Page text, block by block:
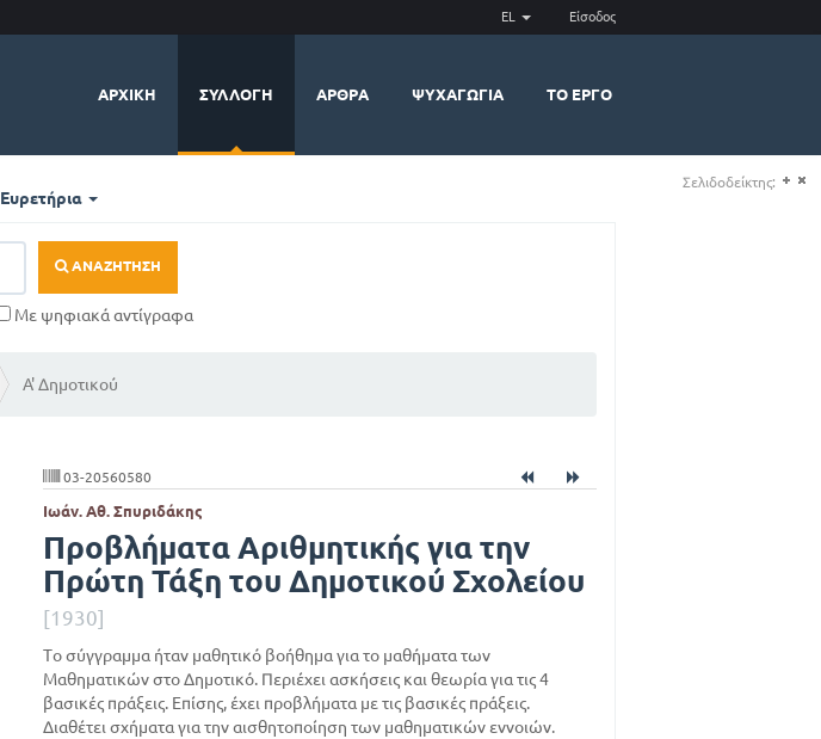
EL Είσοδος
ΑΡΧΙΚΉ ΣΥΛΛΟΓΉ ΆΡΘΡΑ ΨΥΧΑΓΩΓΊΑ ΤΟ ΈΡΓΟ
Ευρετήρια
ΑΝΑΖΉΤΗΣΗ
Με ψηφιακά αντίγραφα
Α' Δημοτικού
03-20560580
Ιωάν. Αθ. Σπυριδάκης
Προβλήματα Αριθμητικής για την
Πρώτη Τάξη του Δημοτικού Σχολείου
[1930]
Το σύγγραμμα ήταν μαθητικό βοήθημα για το μαθήματα των
Μαθηματικών στο Δημοτικό. Περιέχει ασκήσεις και θεωρία για τις 4
βασικές πράξεις. Επίσης, έχει προβλήματα με τις βασικές πράξεις.
Διαθέτει σχήματα για την αισθητοποίηση των μαθηματικών εννοιών.
Σελιδοδείκτης: